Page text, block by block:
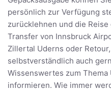
persönlich zur Verfügung
zurücklehnen und die
Transfer von Innsbruck
Zillertal Uderns oder
selbstverständlich auch
Wissenswertes zum
informieren. Wie immer